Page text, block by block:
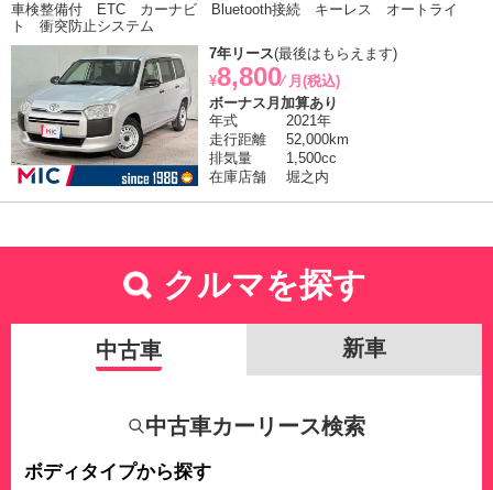
車検整備付 ETC カーナビ Bluetooth接続 キーレス オートライ
ト 衝突防止システム
7年リース(最後はもらえます)
¥8,800⁄ 月(税込)
ボーナス月加算あり
年式
2021年
走行距離
52,000km
排気量
1,500cc
在庫店舗
堀之内
クルマを探す
中古車 新車
中古車カーリース検索
ボディタイプから探す